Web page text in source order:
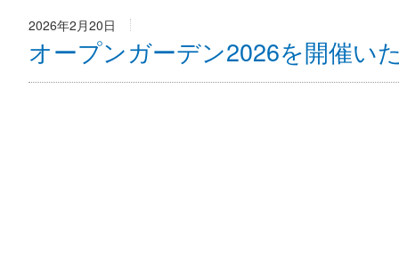
2026年2月20日
オープンガーデン2026を開催い